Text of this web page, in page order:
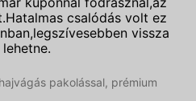
csalódás volt ez
vissza
pakolással, prémium